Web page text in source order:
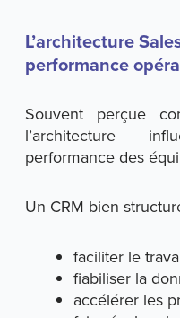
L’architecture
performance
Souvent perçue
l’architecture
performance des
Un CRM bien
faciliter le
fiabiliser la
accélérer les